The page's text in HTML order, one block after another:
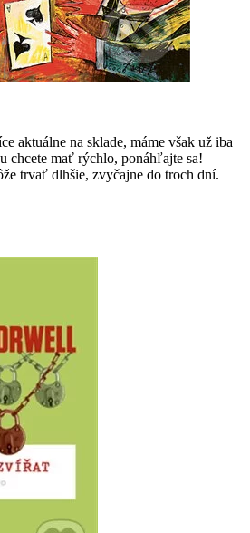
aktuálne na sklade, máme však už iba
chcete mať rýchlo, ponáhľajte sa!
trvať dlhšie, zvyčajne do troch dní.